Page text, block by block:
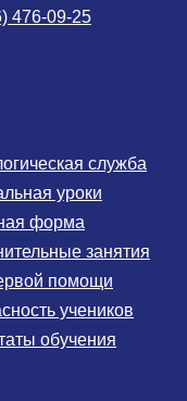
обучения
учеников
помощи
занятия
форма
уроки
служба
476-09-25